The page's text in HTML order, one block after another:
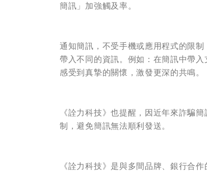
簡訊」加強觸及率。
通知簡訊，不受手機或應用程式的限
帶入不同的資訊。例如：在簡訊中帶
感受到真摯的關懷，激發更深的共鳴。
《詮力科技》也提醒，因近年來詐騙
制，避免簡訊無法順利發送。
《詮力科技》是與多間品牌、銀行合